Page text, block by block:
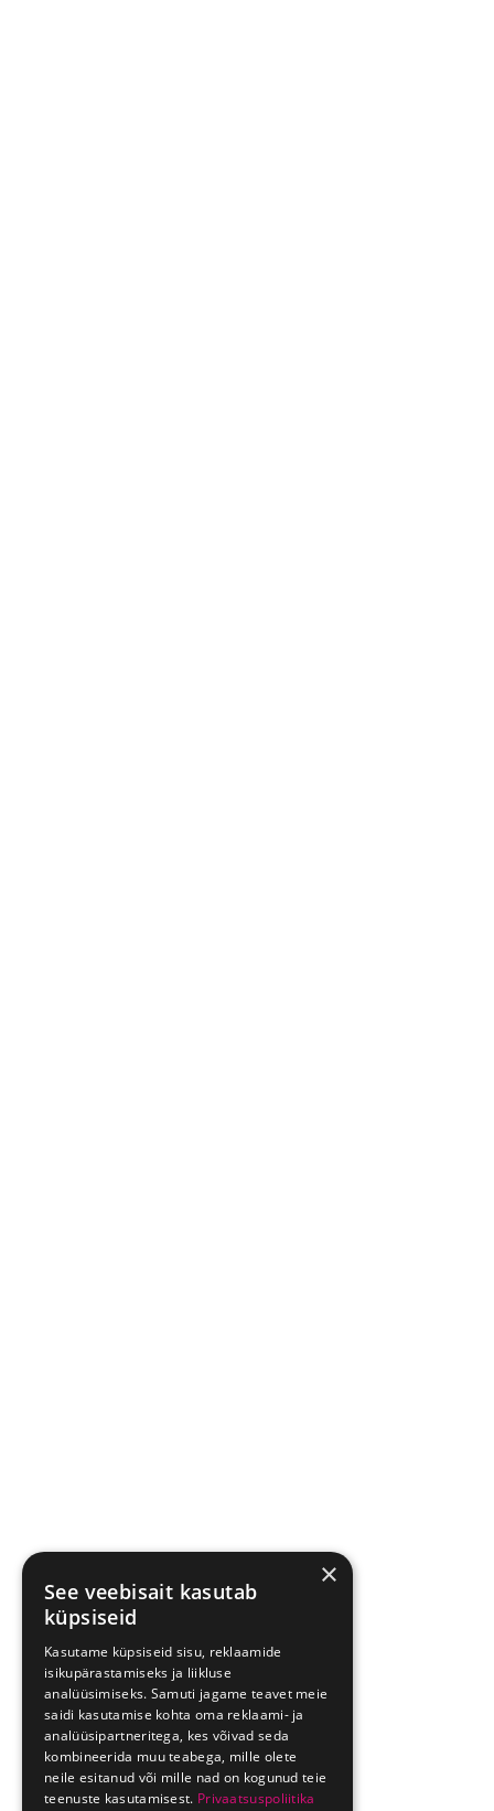
×
See veebisait kasutab
küpsiseid
Kasutame küpsiseid sisu, reklaamide
isikupärastamiseks ja liikluse
analüüsimiseks. Samuti jagame teavet meie
saidi kasutamise kohta oma reklaami- ja
analüüsipartneritega, kes võivad seda
kombineerida muu teabega, mille olete
neile esitanud või mille nad on kogunud teie
teenuste kasutamisest. Privaatsuspoliitika